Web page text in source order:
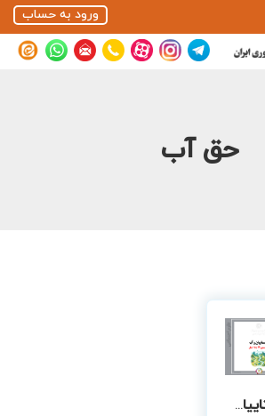
ورود به حساب
حق آب
روستاییان و آب